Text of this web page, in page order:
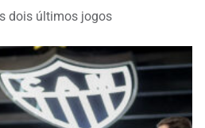
dois últimos jogos